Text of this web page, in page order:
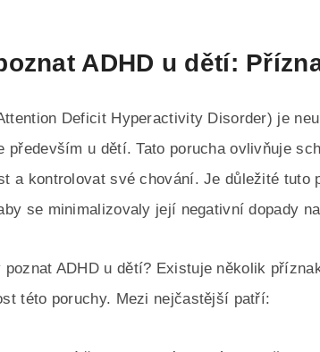
ADHD u dětí:
Deficit Hyperactivity Disorder) je
především u dětí. Tato porucha ovlivňuje
a kontrolovat své chování. Je důležité tuto
se minimalizovaly její negativní dopady
poznat ADHD u dětí? Existuje několik
této poruchy. Mezi nejčastější patří: